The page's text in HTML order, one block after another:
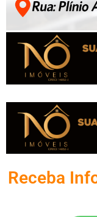
Receba